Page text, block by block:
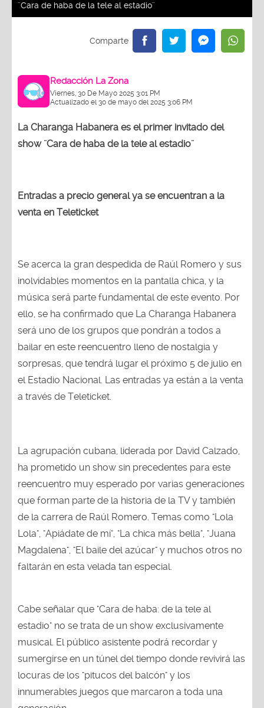
¨Cara de haba de la tele al estadio¨
Redacción La Zona
Viernes, 30 De Mayo 2025 3:01 PM
Actualizado el 30 de mayo del 2025 3:06 PM
La Charanga Habanera es el primer invitado del
show ¨Cara de haba de la tele al estadio¨
Entradas a precio general ya se encuentran a la
venta en Teleticket
Se acerca la gran despedida de Raúl Romero y sus
inolvidables momentos en la pantalla chica, y la
música será parte fundamental de este evento. Por
ello, se ha confirmado que La Charanga Habanera
será uno de los grupos que pondrán a todos a
bailar en este reencuentro lleno de nostalgia y
sorpresas, que tendrá lugar el próximo 5 de julio en
el Estadio Nacional. Las entradas ya están a la venta
a través de Teleticket.
La agrupación cubana, liderada por David Calzado,
ha prometido un show sin precedentes para este
reencuentro muy esperado por varias generaciones
que forman parte de la historia de la TV y también
de la carrera de Raúl Romero. Temas como "Lola
Lola", "Apiádate de mí", "La chica más bella", "Juana
Magdalena", "El baile del azúcar" y muchos otros no
faltarán en esta velada tan especial.
Cabe señalar que "Cara de haba: de la tele al
estadio" no se trata de un show exclusivamente
musical. El público asistente podrá recordar y
sumergirse en un túnel del tiempo donde revivirá las
locuras de los "pitucos del balcón" y los
innumerables juegos que marcaron a toda una